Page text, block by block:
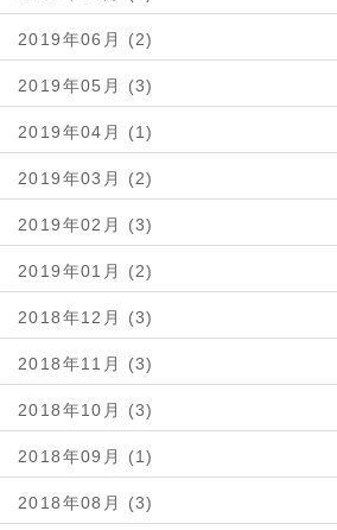
2019年06月 (2)
2019年05月 (3)
2019年04月 (1)
2019年03月 (2)
2019年02月 (3)
2019年01月 (2)
2018年12月 (3)
2018年11月 (3)
2018年10月 (3)
2018年09月 (1)
2018年08月 (3)